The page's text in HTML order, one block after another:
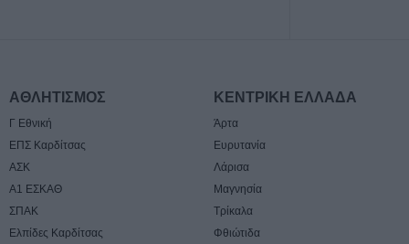
ΑΘΛΗΤΙΣΜΟΣ
Γ Εθνική
ΕΠΣ Καρδίτσας
ΑΣΚ
Α1 ΕΣΚΑΘ
ΣΠΑΚ
Ελπίδες Καρδίτσας
ΚΕΝΤΡΙΚΗ ΕΛΛΑΔΑ
Άρτα
Ευρυτανία
Λάρισα
Μαγνησία
Τρίκαλα
Φθιώτιδα